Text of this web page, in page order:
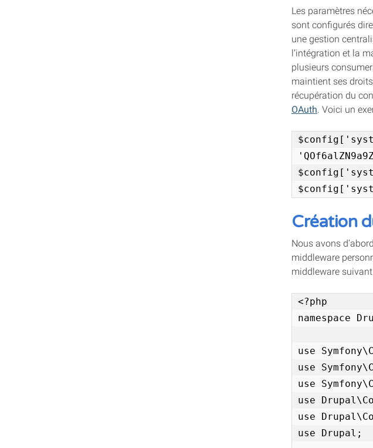
Les paramètres
sont configurés
une gestion
l’intégration et la
plusieurs
maintient ses
récupération du
OAuth. Voici un
Création
Nous avons
middleware
middleware
<?php
namespace
use
use
use
use
use
use Drupal;